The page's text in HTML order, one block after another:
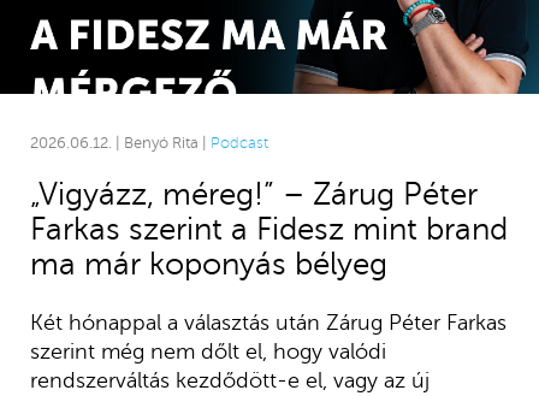
2026.06.12. | Benyó Rita | Podcast
„Vigyázz, méreg!” – Zárug Péter
Farkas szerint a Fidesz mint brand
ma már koponyás bélyeg
Két hónappal a választás után Zárug Péter Farkas
szerint még nem dőlt el, hogy valódi
rendszerváltás kezdődött-e el, vagy az új